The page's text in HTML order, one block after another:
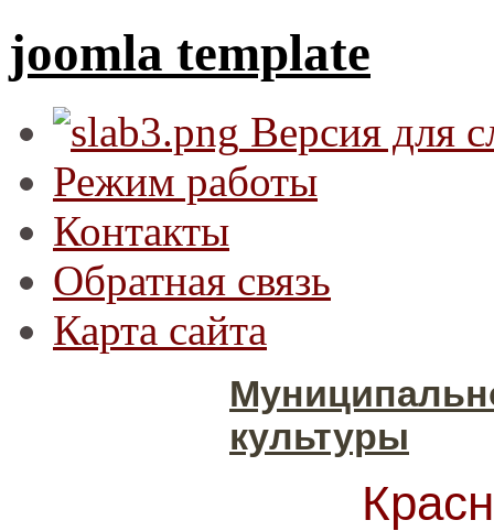
joomla template
Версия для
Режим работы
Контакты
Обратная связь
Карта сайта
культуры